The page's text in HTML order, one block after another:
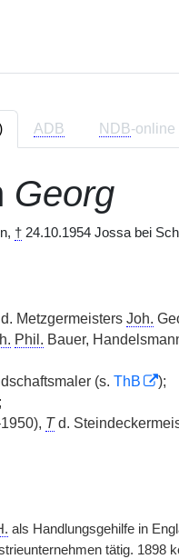
ADB NDB-online
Georg
†24.10.1954 Jossa bei
Metzgermeisters Joh.
Phil. Bauer,
(s. ThB
);
Td.
als Handlungsgehilfe in
tätig. 1898